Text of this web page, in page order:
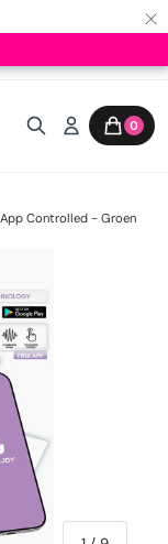
×
0
Controlled - Groen